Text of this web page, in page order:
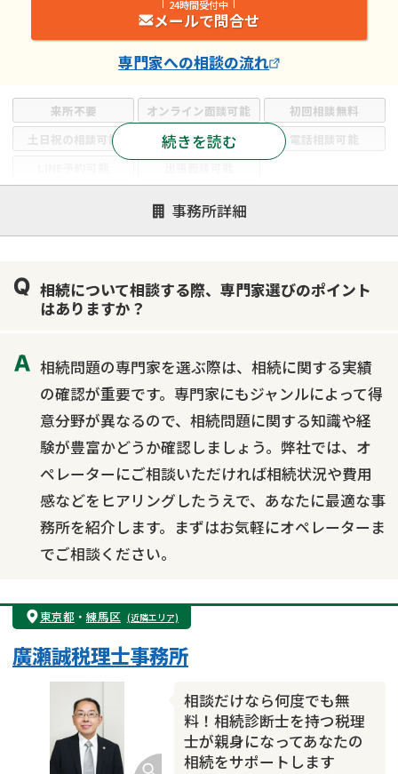
来所不要 オンライン面談可能
初回相談無料
土日祝の相談可能
19時以降電話可能
電話相談可能
遺言書作成・遺言執行
相続放棄
相続登記
相続手続き
銀行手続き
家族信託
成年後見・任意後見
相続トラブル
続きを読む
24時間受付中
メールで問合せ
専門家への相談の流れ
事務所詳細
相続について相談する際、専門家選びのポイント
はありますか？
相続問題の専門家を選ぶ際は、相続に関する実績
の確認が重要です。専門家にもジャンルによって得
意分野が異なるので、相続問題に関する知識や経
験が豊富かどうか確認しましょう。弊社では、オ
ペレーターにご相談いただければ相続状況や費用
感などをヒアリングしたうえで、あなたに最適な事
務所を紹介します。まずはお気軽にオペレーターま
でご相談ください。
東京都 ・ 練馬区 (近隣エリア)
相談だけなら何度でも無
料！相続診断士を持つ税理
士が親身になってあなたの
相続をサポートします
廣瀬誠税理士事務所